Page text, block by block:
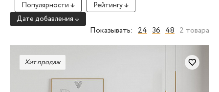
Популярности ↓
Рейтингу ↓
Дате добавления ↓
Показывать: 24 36 48 2 товара
Хит продаж